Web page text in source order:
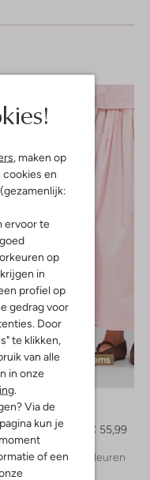
, maken op
cookies en
ervoor te
op
in
profiel op
gedrag voor
Door
te klikken,
van alle
in onze
.
Via de
kun je
of een
Laatste items
Object
Maxirok
€ 79,99
€ 55,99
+ meer kleuren